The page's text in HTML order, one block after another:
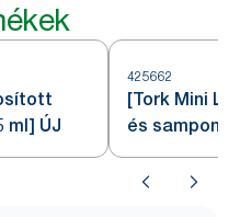
ml] ÚJ
425662
[Tork Mini
és sampon